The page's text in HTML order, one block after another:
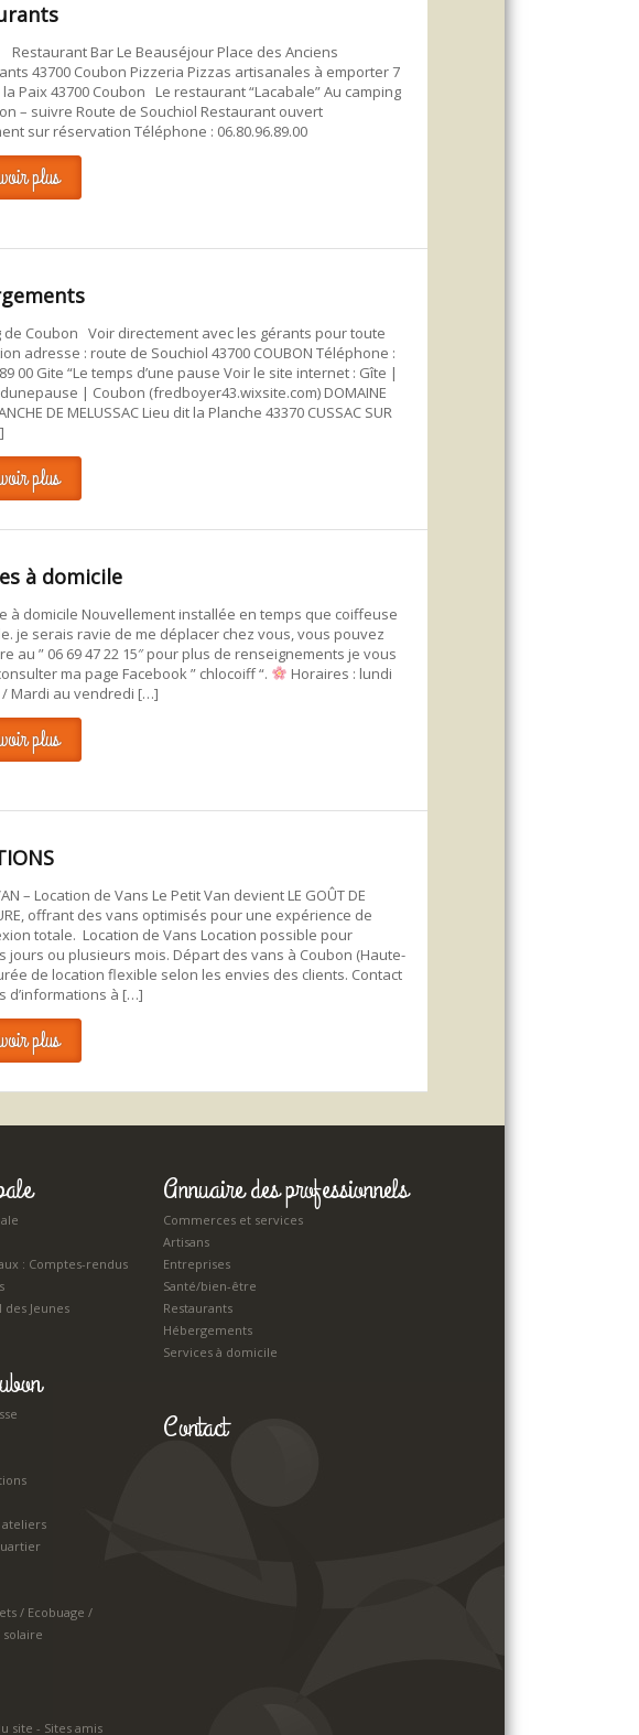
Bar Le Beauséjour Place des Anciens
43700 Coubon Pizzeria Pizzas artisanales à emporter 7
Paix 43700 Coubon Le restaurant “Lacabale” Au camping
– suivre Route de Souchiol Restaurant ouvert
sur réservation Téléphone : 06.80.96.89.00
plus
de Coubon Voir directement avec les gérants pour toute
adresse : route de Souchiol 43700 COUBON Téléphone :
00 Gite “Le temps d’une pause Voir le site internet : Gîte |
| Coubon (fredboyer43.wixsite.com) DOMAINE
DE MELUSSAC Lieu dit la Planche 43370 CUSSAC SUR
plus
à domicile
à domicile Nouvellement installée en temps que coiffeuse
je serais ravie de me déplacer chez vous, vous pouvez
au ” 06 69 47 22 15″ pour plus de renseignements je vous
ma page Facebook ” chlocoiff “.
Horaires : lundi
/ Mardi au vendredi […]
plus
– Location de Vans Le Petit Van devient LE GOÛT DE
offrant des vans optimisés pour une expérience de
totale. ​ Location de Vans Location possible pour
jours ou plusieurs mois. Départ des vans à Coubon (Haute-
de location flexible selon les envies des clients. Contact
d’informations à […]
plus
: Comptes-rendus
Jeunes
ateliers
/ Ecobuage /
Annuaire des professionnels
Commerces et services
Artisans
Entreprises
Santé/bien-être
Restaurants
Hébergements
Services à domicile
Contact
site - Sites amis